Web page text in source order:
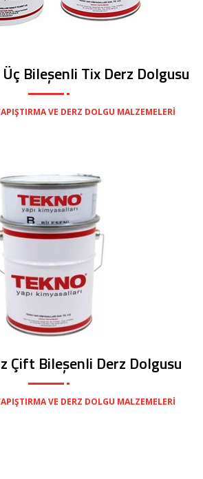
Bileşenli Tix Derz Dolgusu
VE DERZ DOLGU MALZEMELERI
Çift Bileşenli Derz Dolgusu
VE DERZ DOLGU MALZEMELERI